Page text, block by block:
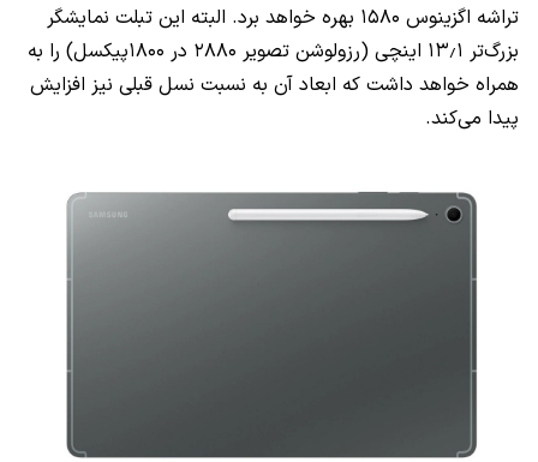
تراشه اگزینوس ۱۵۸۰ بهره خواهد برد. البته این تبلت نمایشگر
بزرگ‌تر ۱۳٫۱ اینچی (رزولوشن تصویر ۲۸۸۰ در ۱۸۰۰پیکسل) را به
همراه خواهد داشت که ابعاد آن به نسبت نسل قبلی نیز افزایش
پیدا می‌کند.